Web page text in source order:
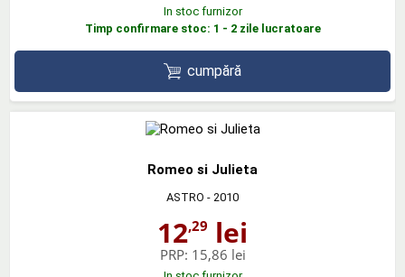
In stoc furnizor
Timp confirmare stoc: 1 - 2 zile lucratoare
cumpără
Romeo si Julieta
ASTRO - 2010
12,29 lei
PRP: 15,86 lei